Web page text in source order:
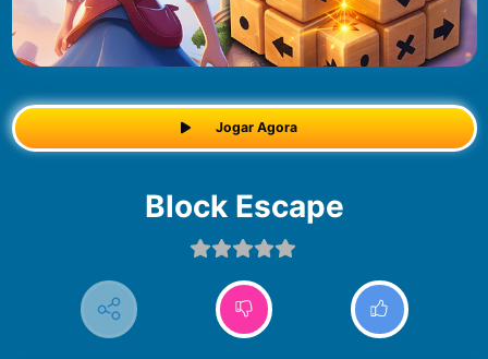
Jogar Agora
Block Escape